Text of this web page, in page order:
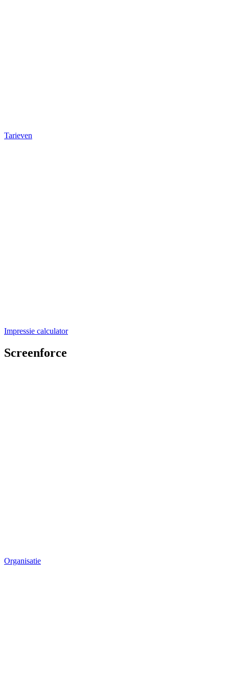
Tarieven
Impressie calculator
Screenforce
Organisatie